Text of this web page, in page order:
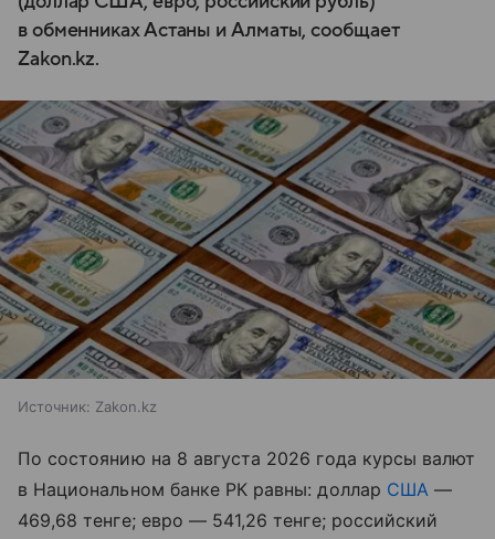
в обменниках Астаны и Алматы, сообщает
Zakon.kz.
Источник: Zakon.kz
По состоянию на 8 августа 2026 года курсы валют
в Национальном банке РК равны: доллар США—
469,68 тенге; евро — 541,26 тенге; российский